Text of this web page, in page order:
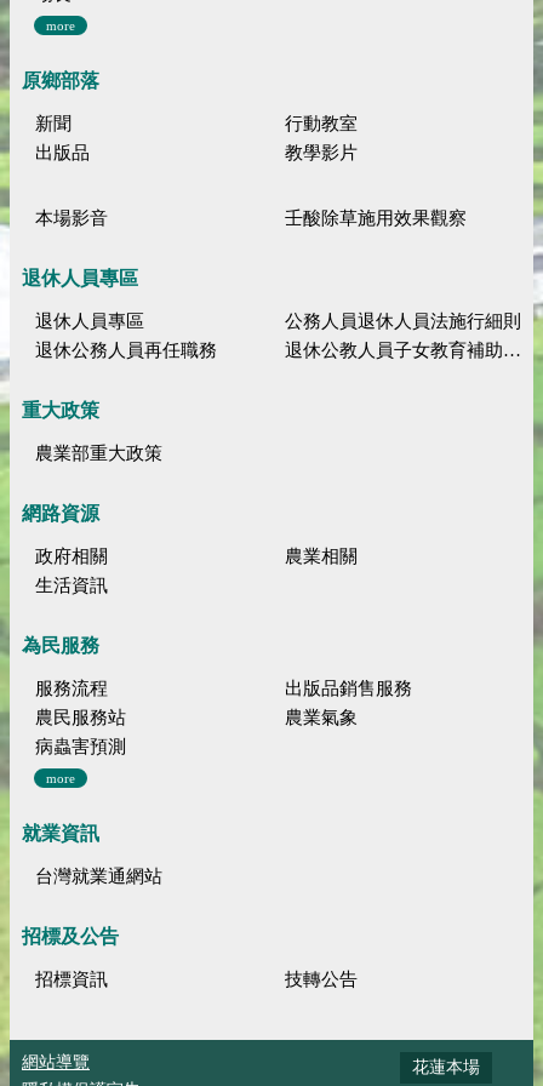
more
原鄉部落
新聞
行動教室
出版品
教學影片
本場影音 壬酸除草施用效果觀察
退休人員專區
退休人員專區
公務人員退休人員法施行細則
退休公務人員再任職務
退休公教人員子女教育補助規定
重大政策
農業部重大政策
網路資源
政府相關
農業相關
生活資訊
為民服務
服務流程
出版品銷售服務
農民服務站
農業氣象
病蟲害預測
more
就業資訊
台灣就業通網站
招標及公告
招標資訊 技轉公告
網站導覽
花蓮本場